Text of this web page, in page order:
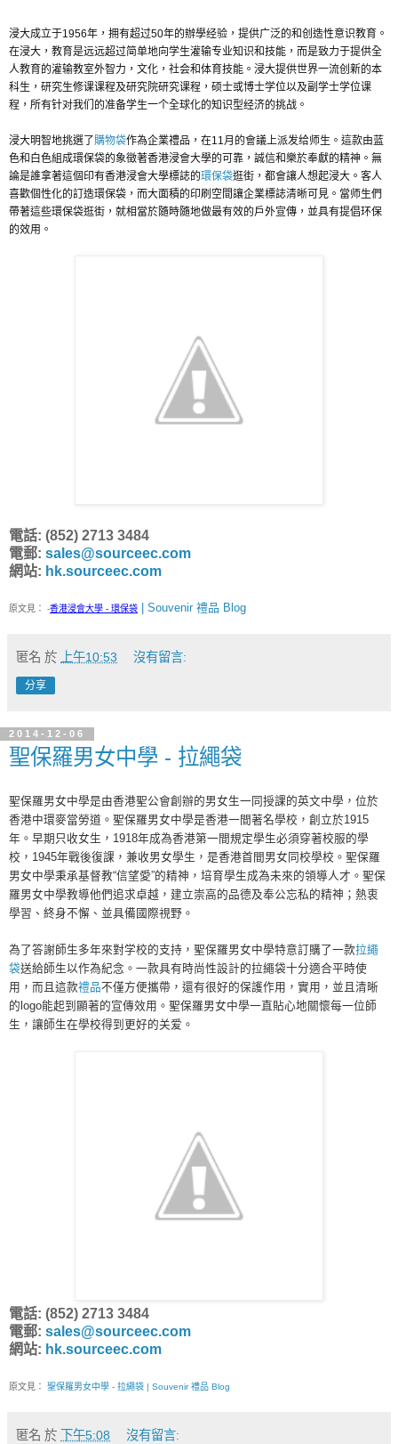
浸大成立于1956年，拥有超过50年的辦學经验，提供广泛的和创造性意识教育。
在浸大，教育是远远超过简单地向学生灌输专业知识和技能，而是致力于提供全
人教育的灌输教室外智力，文化，社会和体育技能。浸大提供世界一流创新的本
科生，研究生修课课程及研究院研究课程，硕士或博士学位以及副学士学位课
程，所有针对我们的准备学生一个全球化的知识型经济的挑战。
浸大明智地挑選了購物袋作為企業禮品，在11月的會議上派发给师生。這款由蓝
色和白色組成環保袋的象徵著香港浸會大學的可靠，誠信和樂於奉獻的精神。無
論是誰拿著這個印有香港浸會大學標誌的環保袋逛街，都會讓人想起浸大。客人
喜歡個性化的訂造環保袋，而大面積的印刷空間讓企業標誌清晰可見。當师生們
帶著這些環保袋逛街，就相當於隨時隨地做最有效的戶外宣傳，並具有提倡环保
的效用。
電話: (852) 2713 3484
電郵: sales@sourceec.com
網站: hk.sourceec.com
原文見： -香港浸會大學 - 環保袋 | Souvenir 禮品 Blog
匿名 於 上午10:53 沒有留言:
分享
2014-12-06
聖保羅男女中學 - 拉繩袋
聖保羅男女中學是由香港聖公會創辦的男女生一同授課的英文中學，位於
香港中環麥當勞道。聖保羅男女中學是香港一間著名學校，創立於1915
年。早期只收女生，1918年成為香港第一間規定學生必須穿著校服的學
校，1945年戰後復課，兼收男女學生，是香港首間男女同校學校。聖保羅
男女中學秉承基督教“信望愛”的精神，培育學生成為未來的領導人才。聖保
羅男女中學教導他們追求卓越，建立崇高的品德及奉公忘私的精神；熱衷
學習、終身不懈、並具備國際視野。
為了答謝師生多年來對学校的支持，聖保羅男女中學特意訂購了一款拉繩
袋送給師生以作為紀念。一款具有時尚性設計的拉繩袋十分適合平時使
用，而且這款禮品不僅方便攜帶，還有很好的保護作用，實用，並且清晰
的logo能起到顯著的宣傳效用。聖保羅男女中學一直貼心地關懷每一位師
生，讓師生在學校得到更好的关爱。
電話: (852) 2713 3484
電郵: sales@sourceec.com
網站: hk.sourceec.com
原文見： 聖保羅男女中學 - 拉繩袋 | Souvenir 禮品 Blog
匿名 於 下午5:08 沒有留言: